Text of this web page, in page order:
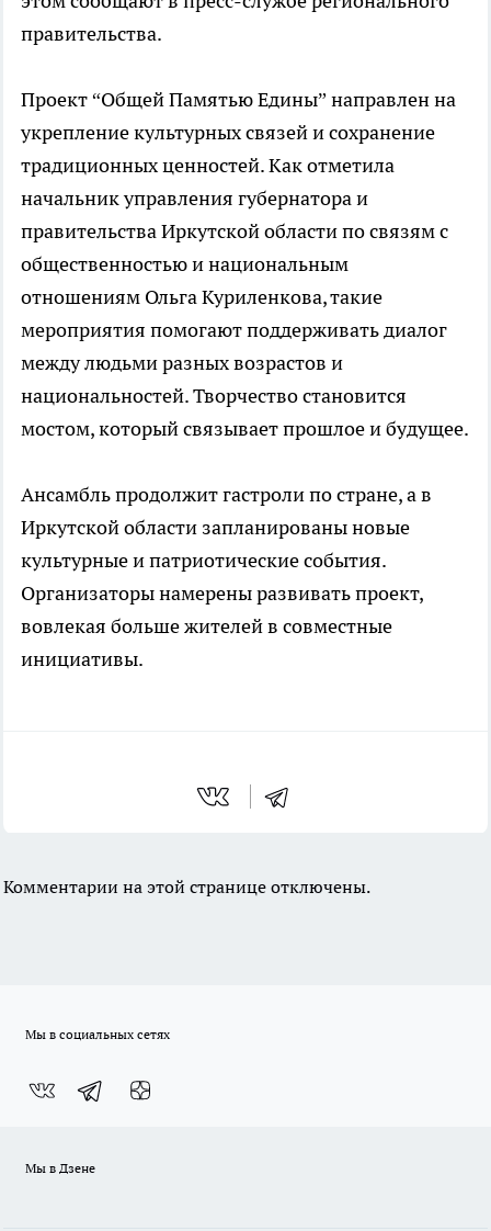
правительства.
Проект “Общей Памятью Едины” направлен на
укрепление культурных связей и сохранение
традиционных ценностей. Как отметила
начальник управления губернатора и
правительства Иркутской области по связям с
общественностью и национальным
отношениям Ольга Куриленкова, такие
мероприятия помогают поддерживать диалог
между людьми разных возрастов и
национальностей. Творчество становится
мостом, который связывает прошлое и будущее.
Ансамбль продолжит гастроли по стране, а в
Иркутской области запланированы новые
культурные и патриотические события.
Организаторы намерены развивать проект,
вовлекая больше жителей в совместные
инициативы.
Комментарии на этой странице отключены.
Мы в социальных сетях
Мы в Дзене